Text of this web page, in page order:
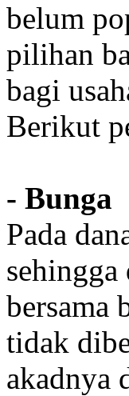
belum
pilihan
bagi
Berikut
- Bunga
Pada
bersama
tidak
akadnya